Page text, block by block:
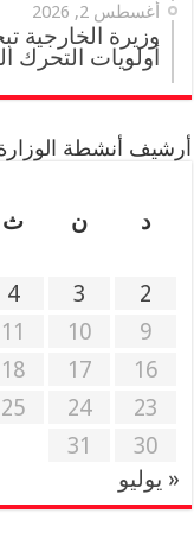
أغسطس 2, 2026
وزيرة الخارجية
أولويات التحرك
أرشيف أنشطة
د
ن ث
2
3
4
9
10
11
16
17
18
23
24
25
30
31
« يوليو